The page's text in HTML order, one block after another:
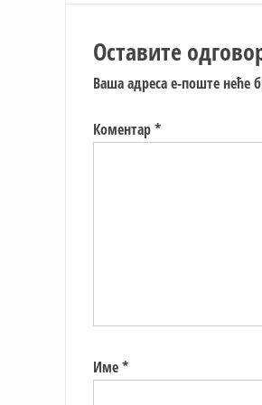
Оставите
Ваша адреса е-поште неће
Коментар*
Име*